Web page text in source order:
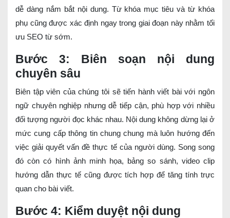
dễ dàng nắm bắt nội dung. Từ khóa mục tiêu và từ khóa
phụ cũng được xác định ngay trong giai đoạn này nhằm tối
ưu SEO từ sớm.
Bước 3: Biên soạn nội dung
chuyên sâu
Biên tập viên của chúng tôi sẽ tiến hành viết bài với ngôn
ngữ chuyên nghiệp nhưng dễ tiếp cận, phù hợp với nhiều
đối tượng người đọc khác nhau. Nội dung không dừng lại ở
mức cung cấp thông tin chung chung mà luôn hướng đến
việc giải quyết vấn đề thực tế của người dùng. Song song
đó còn có hình ảnh minh họa, bảng so sánh, video clip
hướng dẫn thực tế cũng được tích hợp để tăng tính trực
quan cho bài viết.
Bước 4: Kiểm duyệt nội dung